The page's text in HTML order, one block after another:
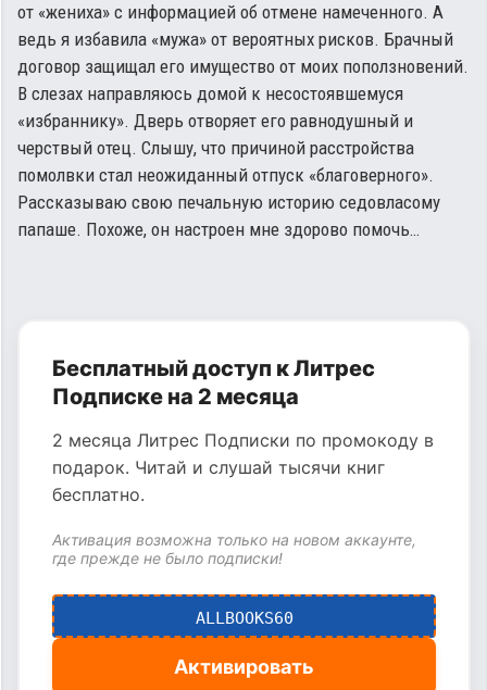
от «жениха» с информацией об отмене намеченного. А
ведь я избавила «мужа» от вероятных рисков. Брачный
договор защищал его имущество от моих поползновений.
В слезах направляюсь домой к несостоявшемуся
«избраннику». Дверь отворяет его равнодушный и
черствый отец. Слышу, что причиной расстройства
помолвки стал неожиданный отпуск «благоверного».
Рассказываю свою печальную историю седовласому
папаше. Похоже, он настроен мне здорово помочь…
Бесплатный доступ к Литрес
Подписке на 2 месяца
2 месяца Литрес Подписки по промокоду в
подарок. Читай и слушай тысячи книг
бесплатно.
Активация возможна только на новом аккаунте,
где прежде не было подписки!
ALLBOOKS60
Активировать